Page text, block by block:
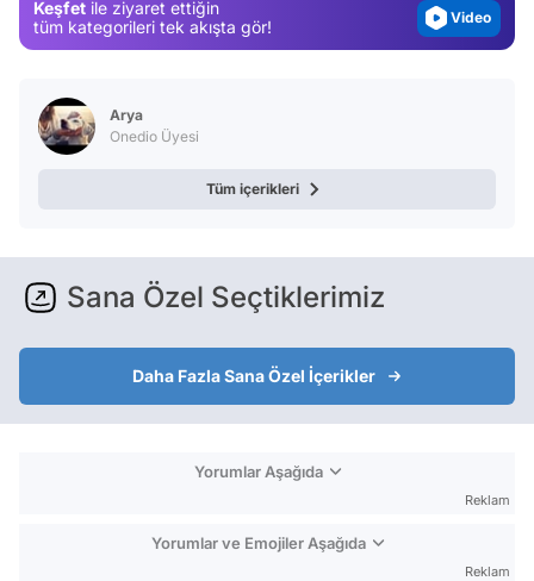
Keşfet ile ziyaret ettiğin
tüm kategorileri tek akışta gör!
Video
Arya
Onedio Üyesi
Tüm içerikleri
Sana Özel Seçtiklerimiz
Daha Fazla Sana Özel İçerikler
Yorumlar Aşağıda
Reklam
Yorumlar ve Emojiler Aşağıda
Reklam